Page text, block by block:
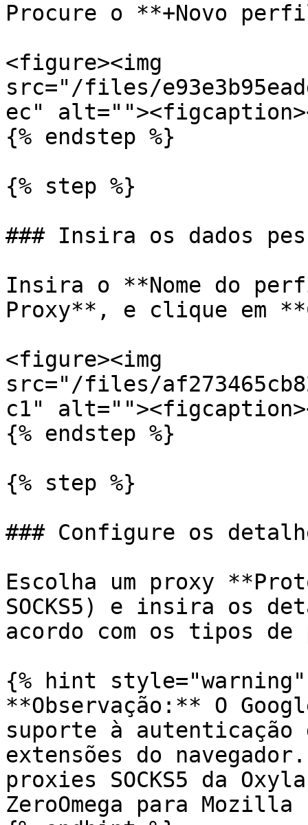
Procure o **+Novo
<figure><img
src="/files/
ec"
{% endstep %}
{% step %}
### Insira os dados
Insira o **Nome do
Proxy**, e clique em
<figure><img
src="/files/
c1"
{% endstep %}
{% step %}
### Configure os
Escolha um proxy
SOCKS5) e insira os
acordo com os tipos
{% hint style="warning"
**Observação:** O
suporte à autenticação
extensões do
proxies SOCKS5 da
ZeroOmega para